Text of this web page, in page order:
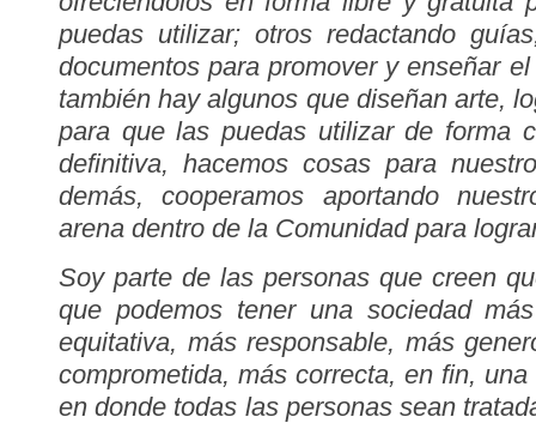
puedas utilizar; otros redactando
documentos para promover y enseñar
también hay algunos que diseñan arte,
para que las puedas utilizar de forma
definitiva, hacemos cosas para
demás, cooperamos aportando
arena dentro de la Comunidad para
Soy parte de las personas que creen
que podemos tener una sociedad
equitativa, más responsable, más
comprometida, más correcta, en fin,
en donde todas las personas sean